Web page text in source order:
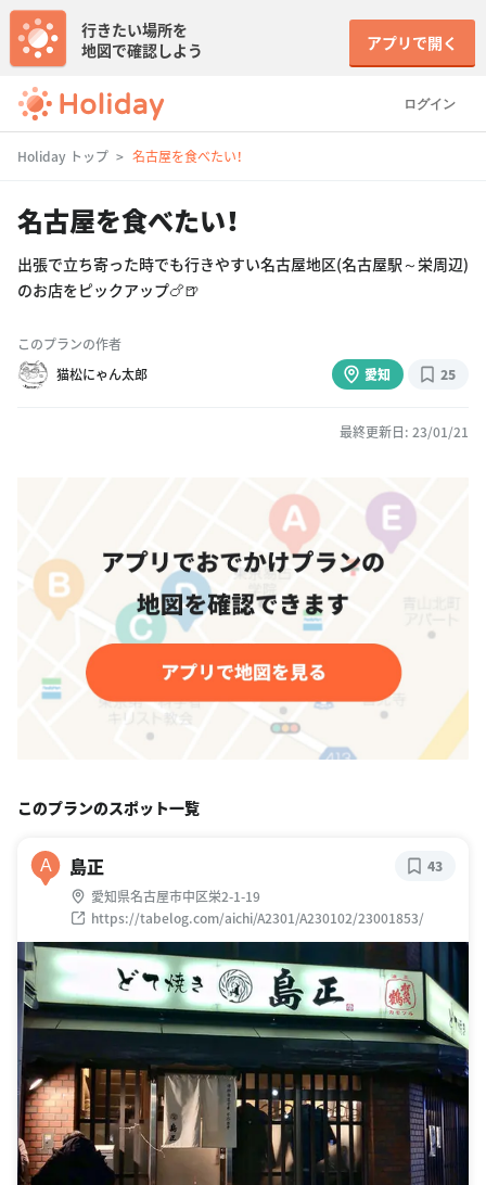
ログイン
行きたい場所を
地図で確認しよう
アプリで開く
Holiday トップ 名古屋を食べたい！
名古屋を食べたい！
出張で立ち寄った時でも行きやすい名古屋地区(名古屋駅～栄周辺)
のお店をピックアップ🍗🍺
このプランの作者
猫松にゃん太郎
愛知 25
最終更新日: 23/01/21
このプランのスポット一覧
A 島正
愛知県名古屋市中区栄2-1-19
https://tabelog.com/aichi/A2301/A230102/23001853/
43